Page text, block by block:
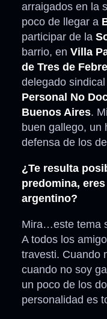
arraigados en la
poco de llegar a
participar de la
barrio, en Villa
de Tres de
delegado
Personal No
Buenos Aires.
buen gallego, un
defensa de los
¿Te resulta
predomina,
argentino?
Mira…este tema
A todos los
travesti. Cuando
cuando no soy
un poco de los
personalidad es